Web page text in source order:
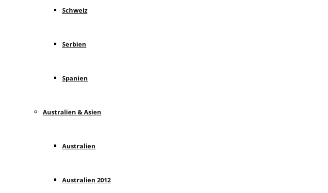
Schweiz
Serbien
Spanien
Australien & Asien
Australien
Australien 2012